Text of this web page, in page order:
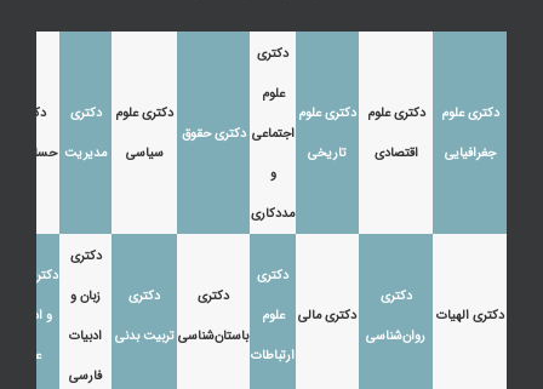
دکتری علوم
جغرافیایی
دکتری علوم
اقتصادی
دکتری علوم
تاریخی
دکتری
علوم
اجتماعی
و
مددکاری
دکتری حقوق
دکتری علوم
سیاسی
دکتری
مدیریت
دکتری
حسابداری
دکتری الهیات
دکتری
روان‌شناسی
دکتری مالی
دکتری
علوم
ارتباطات
دکتری
باستان‌شناسی
دکتری
تربیت بدنی
دکتری
زبان و
ادبیات
فارسی
دکتری زبان
و ادبیات
عرب